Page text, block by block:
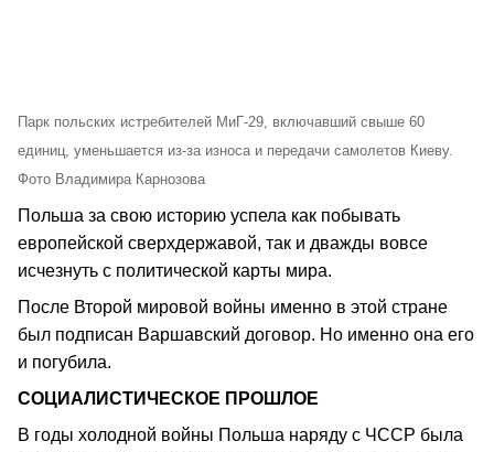
Парк польских истребителей МиГ-29, включавший свыше 60
единиц, уменьшается из-за износа и передачи самолетов Киеву.
Фото Владимира Карнозова
Польша за свою историю успела как побывать
европейской сверхдержавой, так и дважды вовсе
исчезнуть с политической карты мира.
После Второй мировой войны именно в этой стране
был подписан Варшавский договор. Но именно она его
и погубила.
СОЦИАЛИСТИЧЕСКОЕ ПРОШЛОЕ
В годы холодной войны Польша наряду с ЧССР была